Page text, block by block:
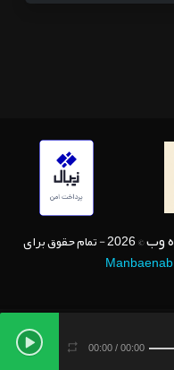
00:00
/
00:00
وب
© 2026 - تمام حقوق برای